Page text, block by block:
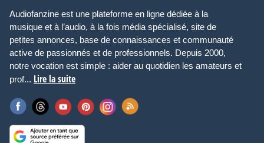
Audiofanzine est une plateforme en ligne dédiée à la
musique et à l’audio, à la fois média spécialisé, site de
petites annonces, base de connaissances et communauté
active de passionnés et de professionnels. Depuis 2000,
notre vocation est simple : aider au quotidien les amateurs et
prof... Lire la suite